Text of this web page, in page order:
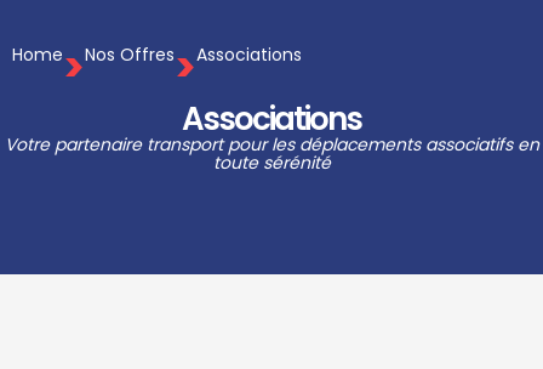
Home>Nos Offres>Associations
Associations
Votre partenaire transport pour les déplacements associatifs en
toute sérénité